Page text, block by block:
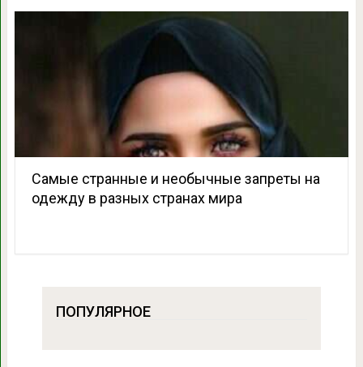
Самые странные и необычные запреты на
одежду в разных странах мира
ПОПУЛЯРНОЕ